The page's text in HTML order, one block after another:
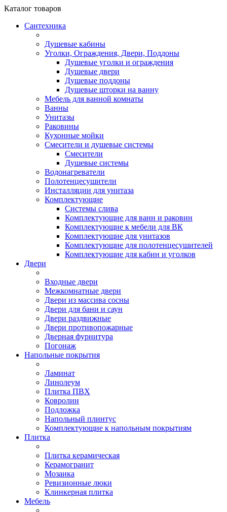
Каталог товаров
Сантехника
Душевые кабины
Уголки, Ограждения, Двери, Поддоны
Душевые уголки и ограждения
Душевые двери
Душевые поддоны
Душевые шторки на ванну
Мебель для ванной комнаты
Ванны
Унитазы
Раковины
Кухонные мойки
Смесители и душевые системы
Смесители
Душевые системы
Водонагреватели
Полотенцесушители
Инсталляции для унитаза
Комплектующие
Системы слива
Комплектующие для ванн и раковин
Комплектующие к мебели для ВК
Комплектующие для унитазов
Комплектующие для полотенцесушителей
Комплектующие для кабин и уголков
Двери
Входные двери
Межкомнатные двери
Двери из массива сосны
Двери для бани и саун
Двери раздвижные
Двери противопожарные
Дверная фурнитура
Погонаж
Напольные покрытия
Ламинат
Линолеум
Плитка ПВХ
Ковролин
Подложка
Напольный плинтус
Комплектующие к напольным покрытиям
Плитка
Плитка керамическая
Керамогранит
Мозаика
Ревизионные люки
Клинкерная плитка
Мебель